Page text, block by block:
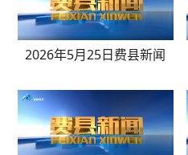
2026年5月25日费县新闻